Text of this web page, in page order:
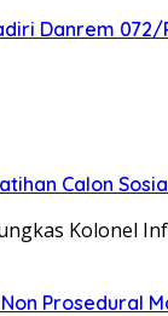
Danrem 072/
Calon
Kolonel
Prosedural